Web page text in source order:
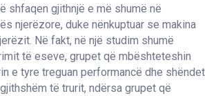
shfaqen gjithnjë e më shumë në
njerëzore, duke nënkuptuar se makina
Në fakt, në një studim shumë
të eseve, grupet që mbështeteshin
e tyre treguan performancë dhe shëndet
të trurit, ndërsa grupet që